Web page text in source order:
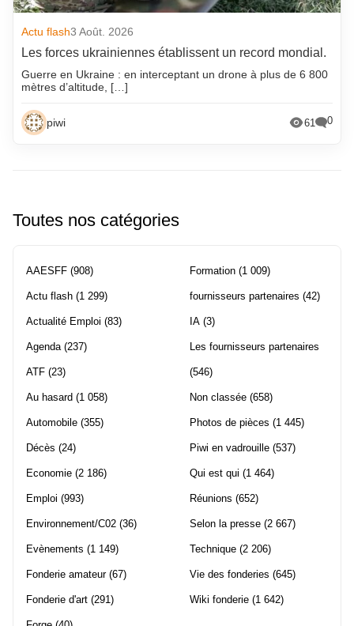
Actu flash3 Août. 2026
Les forces ukrainiennes établissent un record mondial.
Guerre en Ukraine : en interceptant un drone à plus de 6 800
mètres d’altitude, […]
piwi 61 0
Toutes nos catégories
AAESFF (908)
Actu flash (1 299)
Actualité Emploi (83)
Agenda (237)
ATF (23)
Au hasard (1 058)
Automobile (355)
Décès (24)
Economie (2 186)
Emploi (993)
Environnement/C02 (36)
Evènements (1 149)
Fonderie amateur(67)
Fonderie d'art (291)
Formation (1 009)
fournisseurs partenaires (42)
IA (3)
Les fournisseurs partenaires
(546)
Non classée (658)
Photos de pièces (1 445)
Piwi en vadrouille (537)
Qui est qui (1 464)
Réunions (652)
Selon la presse (2 667)
Technique (2 206)
Vie des fonderies (645)
Wiki fonderie (1 642)